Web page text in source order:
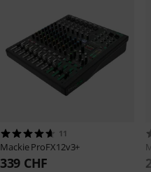
11
MackieProFX12v3+
339 CHF